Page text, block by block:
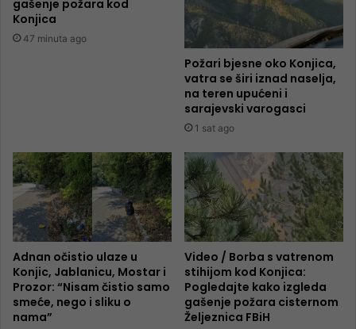
gašenje požara kod
Konjica
47 minuta ago
Požari bjesne oko Konjica,
vatra se širi iznad naselja,
na teren upućeni i
sarajevski varogasci
1 sat ago
Adnan očistio ulaze u
Konjic, Jablanicu, Mostar i
Prozor: “Nisam čistio samo
smeće, nego i sliku o
nama”
Video / Borba s vatrenom
stihijom kod Konjica:
Pogledajte kako izgleda
gašenje požara cisternom
Željeznica FBiH